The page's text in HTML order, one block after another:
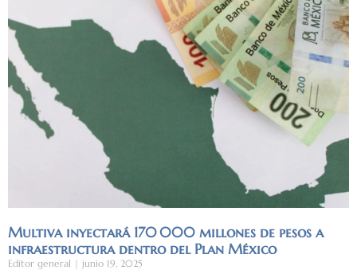
Multiva inyectará 170 000 millones de pesos a
infraestructura dentro del Plan México
Editor general junio 19, 2025